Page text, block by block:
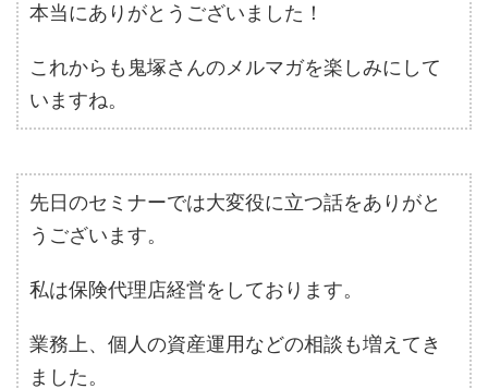
本当にありがとうございました！
これからも鬼塚さんのメルマガを楽しみにして
いますね。
先日のセミナーでは大変役に立つ話をありがと
うございます。
私は保険代理店経営をしております。
業務上、個人の資産運用などの相談も増えてき
ました。